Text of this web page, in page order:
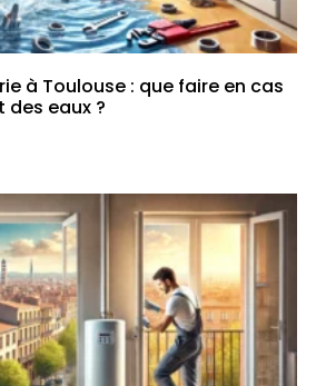
à Toulouse : que faire en cas
eaux ?